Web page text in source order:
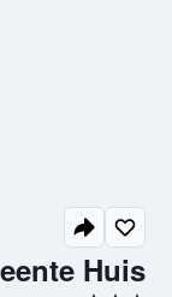
Huis